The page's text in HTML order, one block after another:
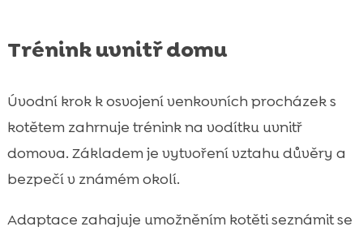
Trénink uvnitř domu
Úvodní krok k osvojení venkovních procházek s
kotětem zahrnuje trénink na vodítku uvnitř
domova. Základem je vytvoření vztahu důvěry a
bezpečí v známém okolí.
Adaptace zahajuje umožněním kotěti seznámit se